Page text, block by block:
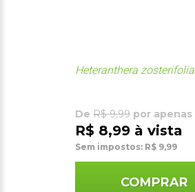
Heteranthera zosterifolia
De R$ 9,99 por apenas
R$ 8,99 à vista
Sem impostos: R$ 9,99
COMPRAR